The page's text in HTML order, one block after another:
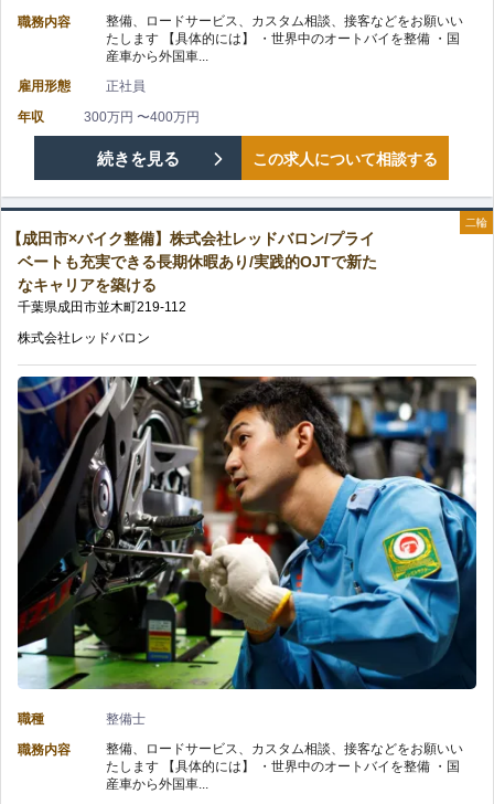
や
福
利
厚
充
実
長
働
け
る
環
境/
長
期
休
暇
年
2
回/
自
動
整
レ
ッ
ド
バ
ン/
未
験
OK/
バ
イ
ク
き
尚
可/
職務内容
整備、ロードサービス、カスタム相談、接客などをお願いい
たします 【具体的には】 ・世界中のオートバイを整備 ・国
産車から外国車...
雇用形態
正社員
年収
300万円 〜400万円
【佐
倉
市
×
バ
イ
ク
整
備】
株
式
会
社
ッ
続きを見る この求人について相談する
二輪
【成田市×バイク整備】株式会社レッドバロン/プライ
ベートも充実できる長期休暇あり/実践的OJTで新た
なキャリアを築ける
千葉県成田市並木町219-112
株式会社レッドバロン
職種
整備士
職務内容
整備、ロードサービス、カスタム相談、接客などをお願いい
たします 【具体的には】 ・世界中のオートバイを整備 ・国
産車から外国車...